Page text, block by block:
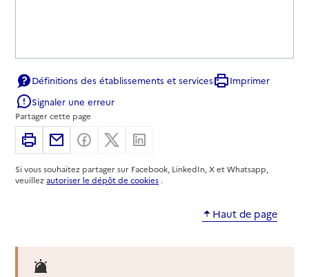
Définitions des établissements et services
Imprimer
Signaler une erreur
Partager cette page
ImprimerPartager par email
Partager sur Facebook
Partager sur X
Si vous souhaitez partager sur Facebook, LinkedIn, X et Whatsapp,
veuillezautoriser le dépôt de cookies .
Haut de page